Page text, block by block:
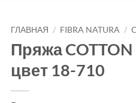
ГЛАВНАЯ / FIBRA NATURA /
Пряжа COTTON
цвет 18-710